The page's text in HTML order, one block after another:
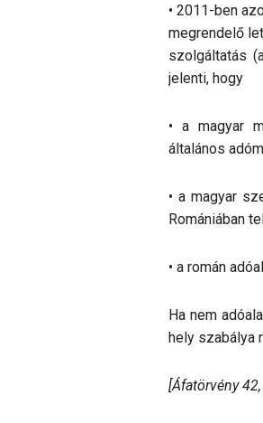
• 2011-ben
megrendelő
szolgáltatás
jelenti, hogy
• a magyar
általános
• a magyar
Romániában
• a román
Ha nem
hely szabálya
[Áfatörvény